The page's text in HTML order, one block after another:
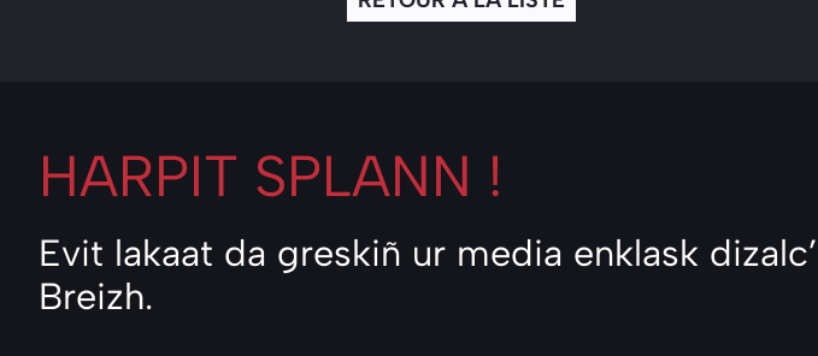
HARPIT SPLANN !
Evit lakaat da greskiñ ur media enklask
Breizh.